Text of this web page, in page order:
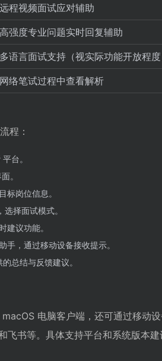
远程视频面试应对辅助
高强度专业问题实时回复辅助
多语言面试支持（视实际功能开放程度
网络笔试过程中查看解析
程：
台。
。
标岗位信息。
择面试模式。
建议功能。
手，通过移动设备接收提示。
总结与反馈建议。
电脑客户端，还可通过移动
飞书等。具体支持平台和系统版本